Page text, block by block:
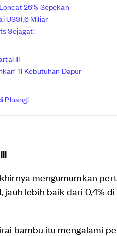
26% Sepekan
US$1,6 Miliar
Sejagat!
III
11 Kebutuhan Dapur
Pluang!
mengumumkan
jauh lebih baik dari 0,4%
bambu itu mengalami